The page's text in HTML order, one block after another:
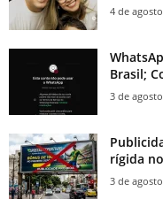
4 de
Brasil;
3 de
rígida
3 de